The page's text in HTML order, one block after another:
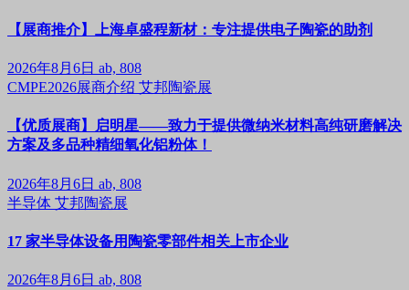
【展商推介】上海卓盛程新材：专注提供电子陶瓷的助剂
2026年8月6日 ab, 808
CMPE2026展商介绍 艾邦陶瓷展
【优质展商】启明星——致力于提供微纳米材料高纯研磨解决
方案及多品种精细氧化铝粉体！
2026年8月6日 ab, 808
半导体 艾邦陶瓷展
17 家半导体设备用陶瓷零部件相关上市企业
2026年8月6日 ab, 808